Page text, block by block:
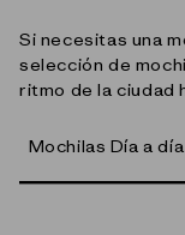
l
e
c
c
Si necesitas una
selección de
ritmo de la ciudad
Mochilas Día a día